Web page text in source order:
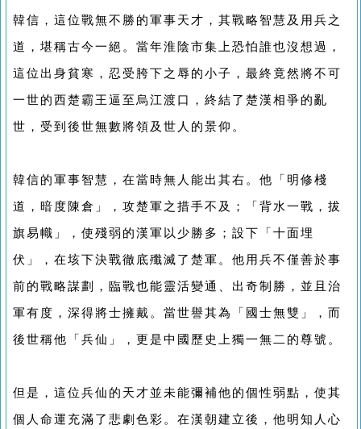
韓信，這位戰無不勝的軍事天才，其戰略智慧及用兵之
道，堪稱古今一絕。當年淮陰市集上恐怕誰也沒想過，
這位出身貧寒，忍受胯下之辱的小子，最終竟然將不可
一世的西楚霸王逼至烏江渡口，終結了楚漢相爭的亂
世，受到後世無數將領及世人的景仰。
韓信的軍事智慧，在當時無人能出其右。他「明修棧
道，暗度陳倉」，攻楚軍之措手不及；「背水一戰，拔
旗易幟」，使殘弱的漢軍以少勝多；設下「十面埋
伏」，在垓下決戰徹底殲滅了楚軍。他用兵不僅善於事
前的戰略謀劃，臨戰也能靈活變通、出奇制勝，並且治
軍有度，深得將士擁戴。當世譽其為「國士無雙」，而
後世稱他「兵仙」，更是中國歷史上獨一無二的尊號。
但是，這位兵仙的天才並未能彌補他的個性弱點，使其
個人命運充滿了悲劇色彩。在漢朝建立後，他明知人心